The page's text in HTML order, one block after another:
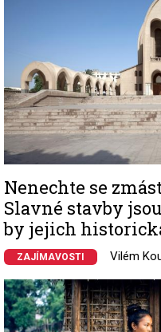
Nenechte se
Slavné stavby
by jejich
ZAJÍMAVOSTI Vilém
Image